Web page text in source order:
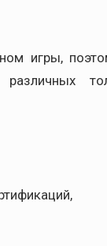
игры,
различных